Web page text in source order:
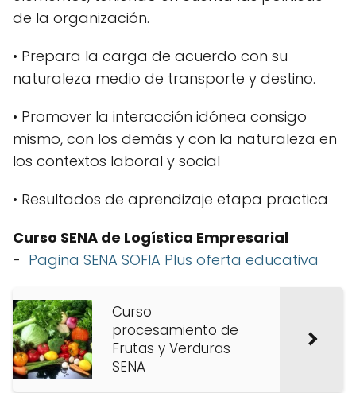
de la organización.
• Prepara la carga de acuerdo con su
naturaleza medio de transporte y destino.
• Promover la interacción idónea consigo
mismo, con los demás y con la naturaleza en
los contextos laboral y social
• Resultados de aprendizaje etapa practica
Curso SENA de Logística Empresarial
- Pagina SENA SOFIA Plus oferta educativa
Curso
procesamiento de
Frutas y Verduras
SENA